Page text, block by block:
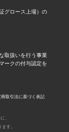
グロース上場）の
取扱いを行う事業
ークの付与認定を
商取引法に基づく表記
、
す。